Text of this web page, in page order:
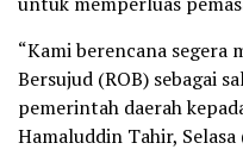
“Kami berencana segera
Bersujud (ROB) sebagai
pemerintah daerah
Hamaluddin Tahir,